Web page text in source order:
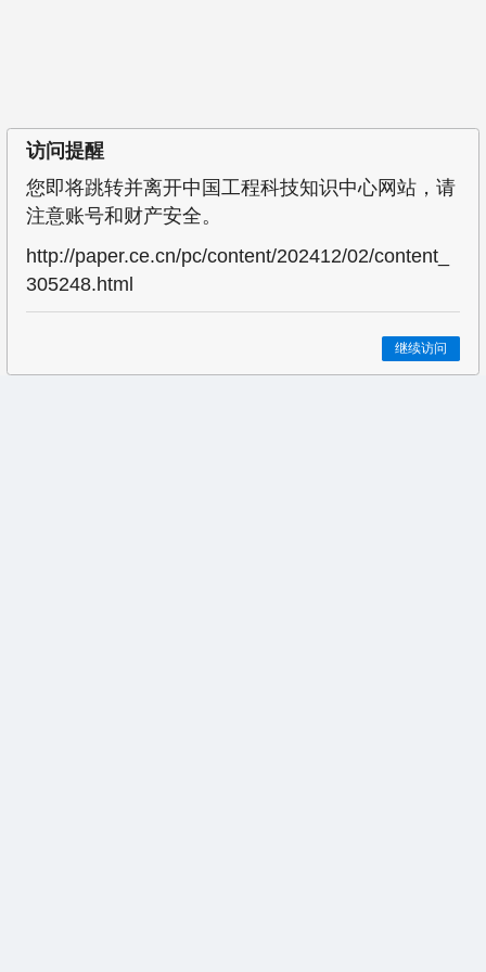
访问提醒
您即将跳转并离开中国工程科技知识中心网站，请
注意账号和财产安全。
http://paper.ce.cn/pc/content/202412/02/content_
305248.html
继续访问